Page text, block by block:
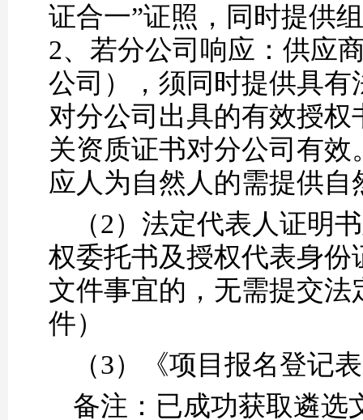
证合一”证照，同时提供
2、若分公司 响应 ：供应
公司），须同时提供具
对分公司出具的有效授
关资质证书对分公司有
应人 为自然人的需提供自
（2）法定代表人证明
权委托书及授权代表身
文件事宜的，无需提交
件）
（3）
《项目报名登记
备注：已成功获取遴选